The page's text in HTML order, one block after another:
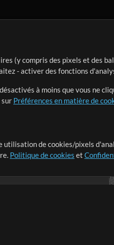
dans le monde entier en
leur temps pour ce qui
(y compris des pixels et des
- activer des fonctions
à moins que vous ne
sur Préférences en matière de
de cookies/pixels
Politique de cookies et